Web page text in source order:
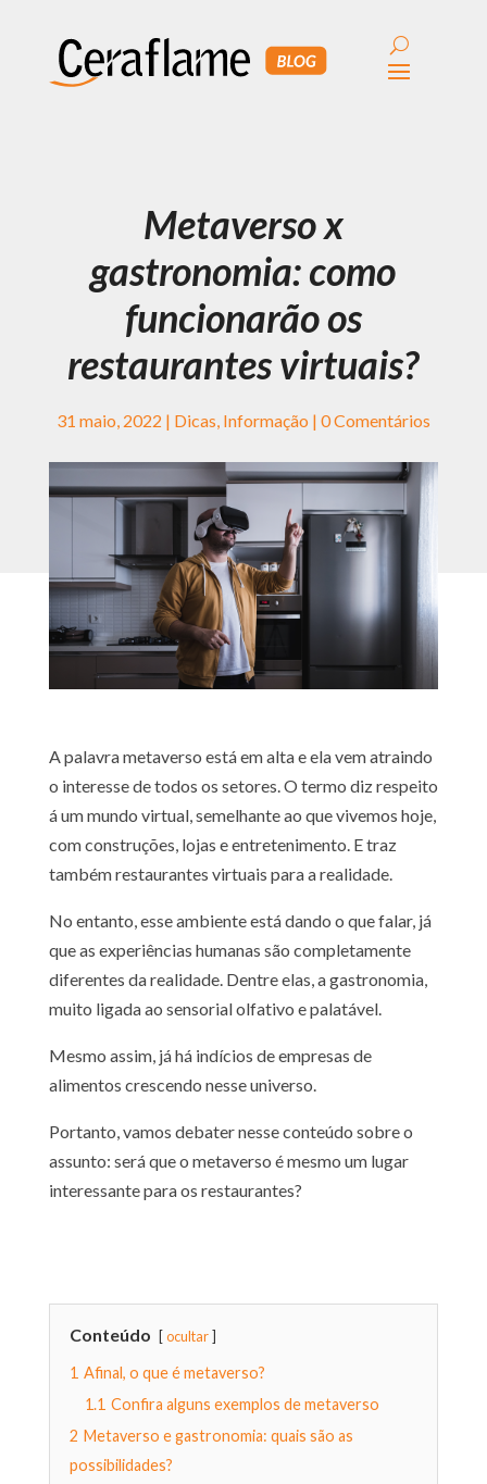
Metaverso x
gastronomia: como
funcionarão os
restaurantes virtuais?
31 maio, 2022 | Dicas, Informação | 0 Comentários
A palavra metaverso está em alta e ela vem atraindo
o interesse de todos os setores. O termo diz respeito
á um mundo virtual, semelhante ao que vivemos hoje,
com construções, lojas e entretenimento. E traz
também restaurantes virtuais para a realidade.
No entanto, esse ambiente está dando o que falar, já
que as experiências humanas são completamente
diferentes da realidade. Dentre elas, a gastronomia,
muito ligada ao sensorial olfativo e palatável.
Mesmo assim, já há indícios de empresas de
alimentos crescendo nesse universo.
Portanto, vamos debater nesse conteúdo sobre o
assunto: será que o metaverso é mesmo um lugar
interessante para os restaurantes?
Conteúdo ocultar
1 Afinal, o que é metaverso?
1.1 Confira alguns exemplos de metaverso
2 Metaverso e gastronomia: quais são as
possibilidades?